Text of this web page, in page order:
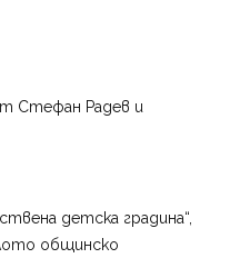
Стефан Радев и
детска градина“,
общинско